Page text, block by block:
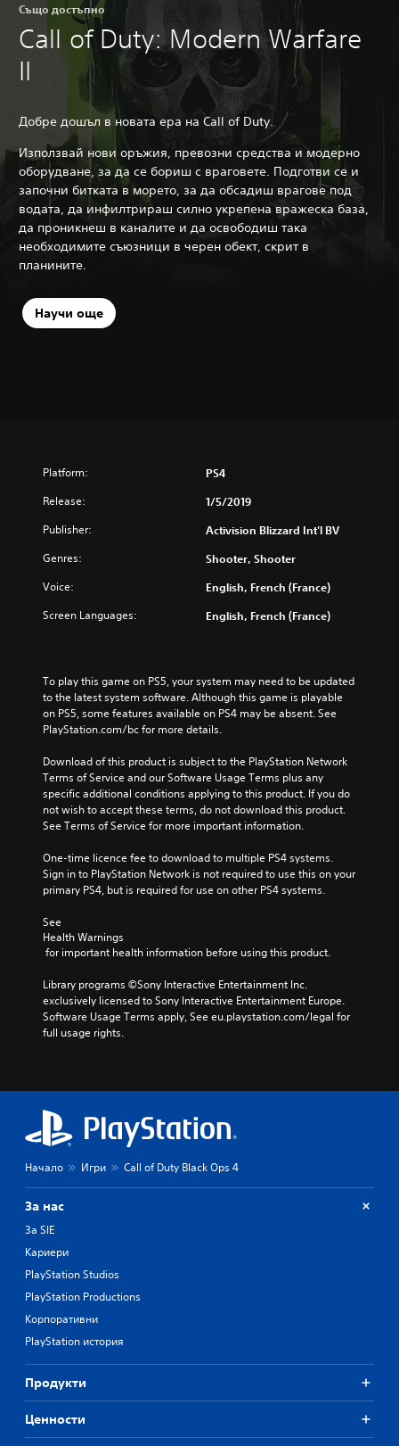
Също достъпно
Call of Duty: Modern Warfare
II
Добре дошъл в новата ера на Call of Duty.
Използвай нови оръжия, превозни средства и модерно
оборудване, за да се бориш с враговете. Подготви се и
започни битката в морето, за да обсадиш врагове под
водата, да инфилтрираш силно укрепена вражеска база,
да проникнеш в каналите и да освободиш така
необходимите съюзници в черен обект, скрит в
планините.
Научи още
Platform: PS4
Release: 1/5/2019
Publisher: Activision Blizzard Int'l BV
Genres: Shooter, Shooter
Voice: English, French (France)
Screen Languages: English, French (France)
To play this game on PS5, your system may need to be updated
to the latest system software. Although this game is playable
on PS5, some features available on PS4 may be absent. See
PlayStation.com/bc for more details.
Download of this product is subject to the PlayStation Network
Terms of Service and our Software Usage Terms plus any
specific additional conditions applying to this product. If you do
not wish to accept these terms, do not download this product.
See Terms of Service for more important information.
One-time licence fee to download to multiple PS4 systems.
Sign in to PlayStation Network is not required to use this on your
primary PS4, but is required for use on other PS4 systems.
See
Health Warnings
for important health information before using this product.
Library programs ©Sony Interactive Entertainment Inc.
exclusively licensed to Sony Interactive Entertainment Europe.
Software Usage Terms apply, See eu.playstation.com/legal for
full usage rights.
Начало Игри Call of Duty Black Ops 4
За нас
За SIE
Кариери
PlayStation Studios
PlayStation Productions
Корпоративни
PlayStation история
Продукти
Ценности